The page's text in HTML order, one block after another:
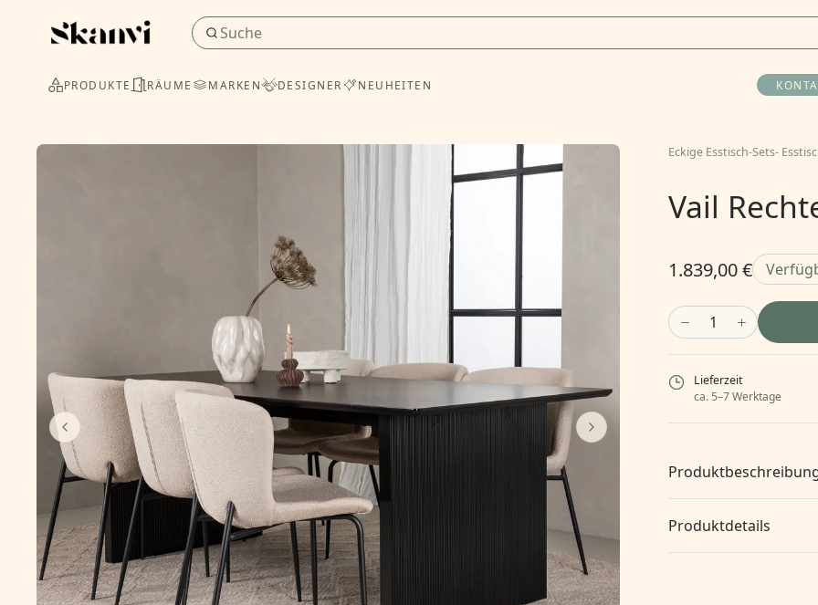
PRODUKTE RÄUME MARKEN DESIGNER NEUHEITEN
Eckige Esstisch-Sets-
Vail
1.839,00 €
1
Lieferzeit
ca. 5–7 Werktage
Produktdetails